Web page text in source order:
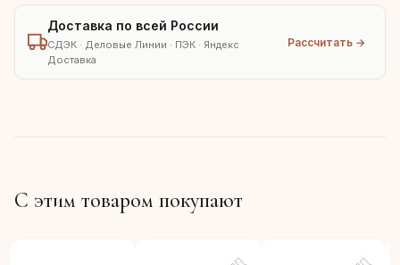
Доставка по всей России
СДЭК · Деловые Линии · ПЭК · Яндекс
Доставка
Рассчитать →
С этим товаром покупают